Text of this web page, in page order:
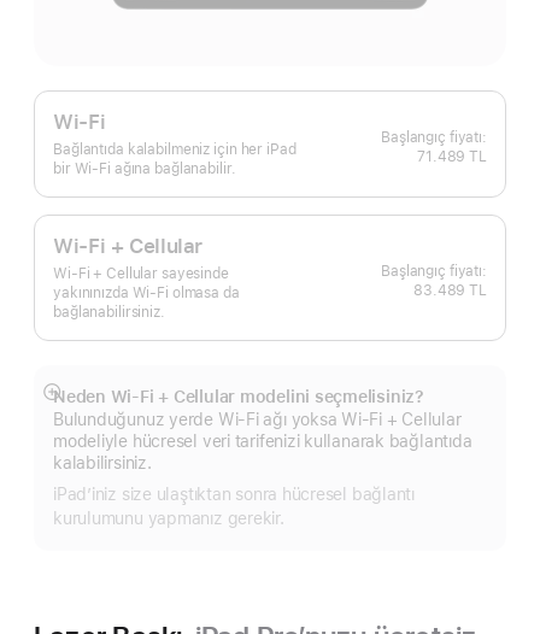
Wi-Fi
Bağlantıda kalabilmeniz için her iPad
bir Wi-Fi ağına bağlanabilir.
71.489 TL
Wi-Fi + Cellular
Wi-Fi + Cellular sayesinde
yakınınızda Wi-Fi olmasa da
bağlanabilirsiniz.
83.489 TL
Neden Wi-Fi + Cellular modelini seçmelisiniz?
Bulunduğunuz yerde Wi-Fi ağı yoksa Wi‑Fi + Cellular
modeliyle hücresel veri tarifenizi kullanarak bağlantıda
kalabilirsiniz.
iPad’iniz size ulaştıktan sonra hücresel bağlantı
kurulumunu yapmanız gerekir.
Daha
fazlasını
göster